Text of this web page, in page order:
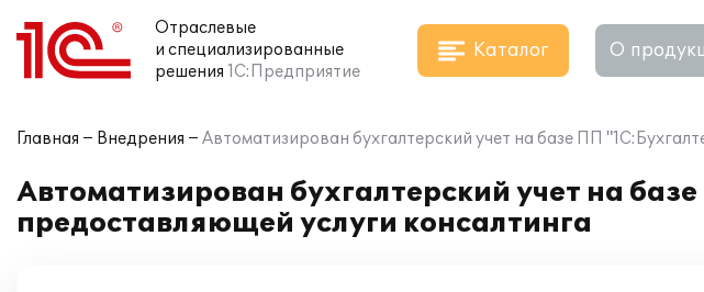
Отраслевые
и специализированные
решения 1С:Предприятие
Каталог О
Главная Внедрения Автоматизирован бухгалтерский учет на базе ПП
Автоматизирован бухгалтерский учет на
предоставляющей услуги консалтинга